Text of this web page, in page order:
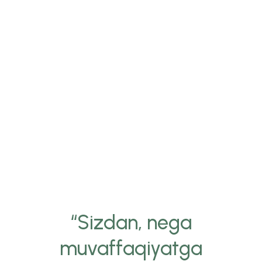
“Sizdan, nega
muvaffaqiyatga